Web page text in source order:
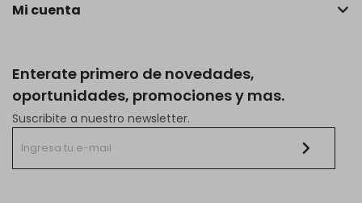
Enterate primero de novedades,
oportunidades, promociones y mas.
Suscribite a nuestro newsletter.
Mi cuenta